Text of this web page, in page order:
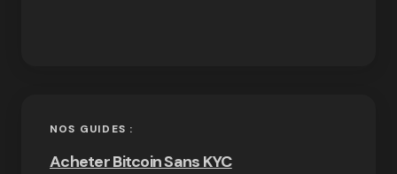
NOS GUIDES :
Acheter Bitcoin Sans KYC